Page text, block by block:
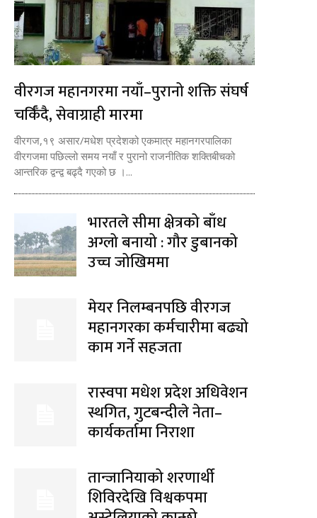
वीरगज महानगरमा नयाँ–पुरानो शक्ति संघर्ष
चर्किँदै, सेवाग्राही मारमा
वीरगज,१९ असार/मधेश प्रदेशको एकमात्र महानगरपालिका
वीरगजमा पछिल्लो समय नयाँ र पुरानो राजनीतिक शक्तिबीचको
आन्तरिक द्वन्द्व बढ्दै गएको छ ।...
भारतले सीमा क्षेत्रको बाँध
अग्लो बनायो : गौर डुबानको
उच्च जोखिममा
मेयर निलम्बनपछि वीरगज
महानगरका कर्मचारीमा बढ्यो
काम गर्ने सहजता
रास्वपा मधेश प्रदेश अधिवेशन
स्थगित, गुटबन्दीले नेता–
कार्यकर्तामा निराशा
तान्जानियाको शरणार्थी
शिविरदेखि विश्वकपमा